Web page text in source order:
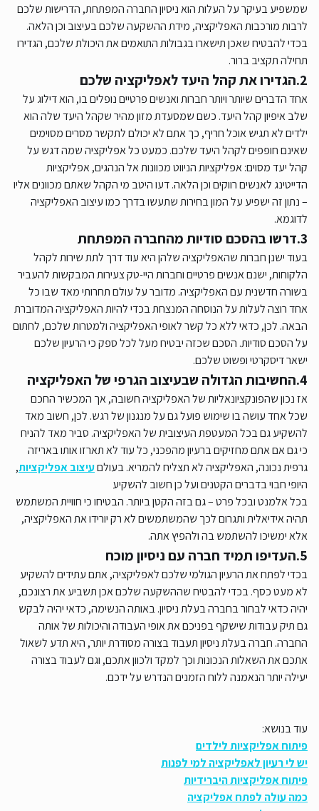
שמשפיע בעיקר על העלות הוא ניסיון החברה המפתחת, הדרישות שלכם
לרבות מורכבות האפליקציה, מידת ההשקעה שלכם בעיצוב וכן הלאה.
בכדי להבטיח שאכן תישארו בגבולות התואמים את היכולת שלכם, הגדירו
תחילה תקציב ברור.
2.הגדירו את קהל היעד לאפליקציה שלכם
אחד הדברים שיותר ויותר חברות ואנשים פרטיים נופלים בו, הוא דילוג על
שלב איפיון קהל היעד. כשם שמסעדת מזון מהיר שקהל היעד שלה הוא
ילדים לא תגיש אוכל חריף, כך אתם לא יכולם לתקשר מסרים מסוימים
שאינם חופפים לקהל היעד שלכם. כמעט כל אפליקציה שמה דגש על
קהל יעד מסוים: אפליקציות הניווט מכוונות אל הנהגים, אפליקציות
הדייטינג לאנשים רווקים וכן הלאה. דעו היטב מי הקהל שאתם מכוונים אליו
– נתון זה ישפיע על המון בחירות שתעשו בדרך כמו עיצוב האפליקציה
לדוגמא.
3.דרשו בהסכם סודיות מהחברה המפתחת
בעוד ישנן חברות שהאפליקציה שלהן היא עוד דרך לתת שירות לקהל
הלקוחות, ישנם אנשים פרטיים וחברות היי-טק צעירות המבקשות להעביר
בשורה חדשנית עם האפליקציה. מדובר על עולם תחרותי מאד שבו כל
אחד רוצה לעלות על הנוסחה המנצחת בכדי להיות האפליקציה המדוברת
הבאה. לכן, כדאי ללא כל קשר לאופי האפליקציה ולמטרות שלכם, לחתום
על הסכם סודיות. הסכם שכזה יבטיח מעל לכל ספק כי הרעיון שלכם
ישאר דיסקרטי ופשוט שלכם.
4.החשיבות הגדולה שבעיצוב הגרפי של האפליקציה
אז נכון שהפונקציונאליות של האפליקציה חשובה, אך המכשיר החכם
שכל אחד עושה בו שימוש פועל גם על מנגנון של רגש. לכן, חשוב מאד
להשקיע גם בכל המעטפת העיצובית של האפליקציה. סביר מאד להניח
כי גם אם אתם מחזיקים ברעיון מהפכני, כל עוד לא תארזו אותו באריזה
גרפית נכונה, האפליקציה לא תצליח להמריא. בעולםעיצוב אפליקציות,
היופי חבוי בדברים הקטנים ועל כן חשוב להשקיע
בכל אלמנט ובכל פרט – גם בזה הקטן ביותר. הבטיחו כי חוויית המשתמש
תהיה אידיאלית ותגרום לכך שהמשתמשים לא רק יורידו את האפליקציה,
אלא ימשיכו להשתמש בה ולהפיץ אתה.
5.העדיפו תמיד חברה עם ניסיון מוכח
בכדי לפתח את הרעיון הגולמי שלכם לאפליקציה, אתם עתידים להשקיע
לא מעט כסף. בכדי להבטיח שההשקעה שלכם אכן תשביע את רצונכם,
יהיה כדאי לבחור בחברה בעלת ניסיון. באותה הנשימה, כדאי יהיה לבקש
גם תיק עבודות שישקף בפניכם את אופי העבודה והיכולות של אותה
החברה. חברה בעלת ניסיון תעבוד בצורה מסודרת יותר, היא תדע לשאול
אתכם את השאלות הנכונות וכך למקד ולכוון אתכם, וגם לעבוד בצורה
יעילה יותר הנאמנה ללוח הזמנים הנדרש על ידכם.
עוד בנושא:
פיתוח אפליקציות לילדים
יש לי רעיון לאפליקציה למי לפנות
פיתוח אפליקציות היברידיות
כמה עולה לפתח אפליקציה